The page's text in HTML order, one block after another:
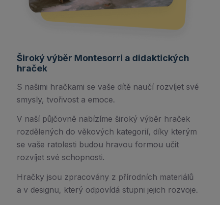
Široký výběr Montesorri a didaktických
hraček
S našimi hračkami se vaše dítě naučí rozvíjet své
smysly, tvořivost a emoce.
V naší půjčovně nabízíme široký výběr hraček
rozdělených do věkových kategorií, díky kterým
se vaše ratolesti budou hravou formou učit
rozvíjet své schopnosti.
Hračky jsou zpracovány z přírodních materiálů
a v designu, který odpovídá stupni jejich rozvoje.